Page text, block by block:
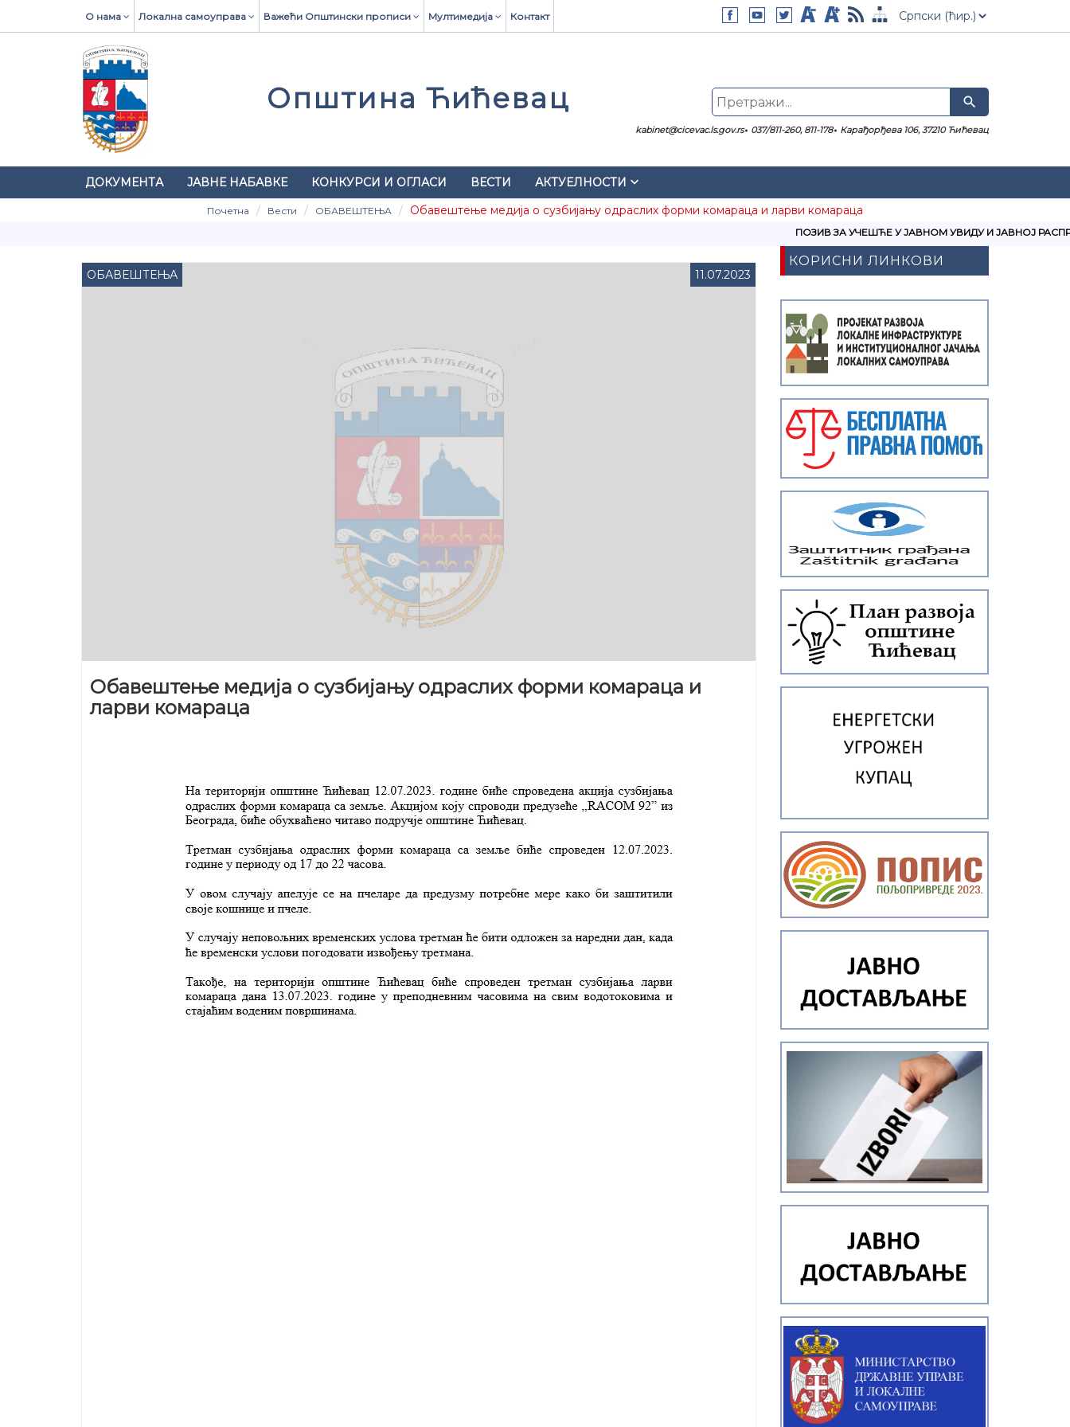
О нама Локална самоуправа Важећи Општински прописи Мултимедија Контакт
Општина Ћићевац search
kabinet@cicevac.ls.gov.rs 037/811-260, 811-178 Карађорђева 106, 37210 Ћићевац
ДОКУМЕНТА ЈАВНЕ НАБАВКЕ КОНКУРСИ И ОГЛАСИ ВЕСТИ АКТУЕЛНОСТИ keyboard_arrow_down
Почетна Вести ОБАВЕШТЕЊА Обавештење медија о сузбијању одраслих форми комараца и ларви комараца
ПОЗИВ ЗА УЧЕШЋЕ У ЈАВНОМ УВИДУ И ЈАВНОЈ
ОБАВЕШТЕЊА 11.07.2023
Обавештење медија о сузбијању одраслих форми комараца и
ларви комараца
КОРИСНИ ЛИНКОВИ